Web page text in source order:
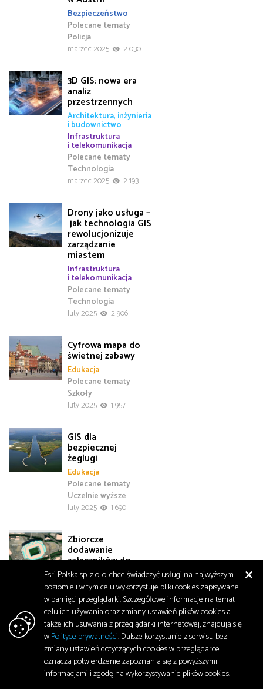
Bezpieczeństwo
Polecane tematy
Policja
marzec 2025
2 030
3D GIS: nowa era
analiz
przestrzennych
Architektura, inżynieria
i budownictwo
Infrastruktura
i telekomunikacja
Polecane tematy
Technologia
marzec 2025
2 193
Drony jako usługa –
jak technologia GIS
rewolucjonizuje
zarządzanie
miastem
Infrastruktura
i telekomunikacja
Polecane tematy
Technologia
luty 2025
2 906
Cyfrowa mapa do
świetnej zabawy
Edukacja
Polecane tematy
Szkoły
luty 2025
1 957
GIS dla
bezpiecznej
żeglugi
Edukacja
Polecane tematy
Uczelnie wyższe
luty 2025
1 690
Zbiorcze
dodawanie
załączników do
obiektów
w ArcGIS Pro
Polecane tematy
Technologia
luty 2025
1 952
SentinAir: smog
z kosmicznej
perspektywy
Esri Polska sp. z o. o. chce świadczyć usługi na najwyższym
poziomie i w tym celu wykorzystuje pliki cookies zapisywane
w pamięci przeglądarki. Szczegółowe informacje na temat
celu ich używania oraz zmiany ustawień plików cookies a
także ich usuwania z przeglądarki internetowej, znajdują się
wPolityce prywatności. Dalsze korzystanie z serwisu bez
zmiany ustawień dotyczących cookies w przeglądarce
oznacza potwierdzenie zapoznania się z powyższymi
informacjami i zgodę na wykorzystywanie plików cookies.